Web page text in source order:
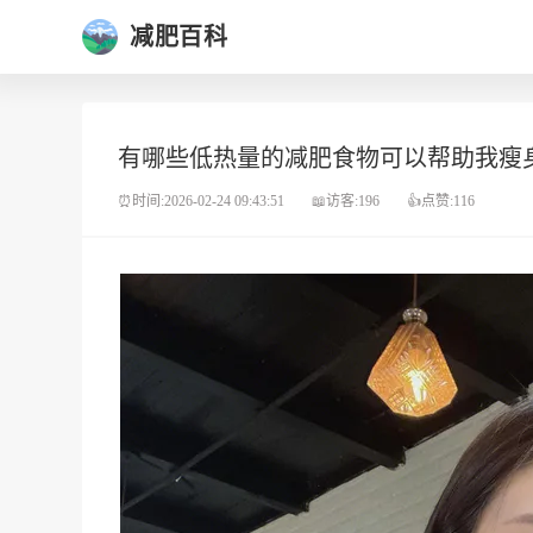
减肥百科
有哪些低热量的减肥食物可以帮助我瘦
⏰时间:2026-02-24 09:43:51 📖访客:196 👍点赞:116